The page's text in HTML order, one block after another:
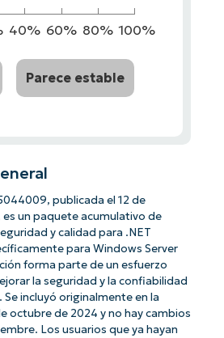
40% 60% 80% 100%
Parece estable
publicada el 12 de
un paquete acumulativo de
y calidad para .NET
para Windows Server
forma parte de un esfuerzo
la seguridad y la confiabilidad
incluyó originalmente en la
octubre de 2024 y no hay cambios
Los usuarios que ya hayan